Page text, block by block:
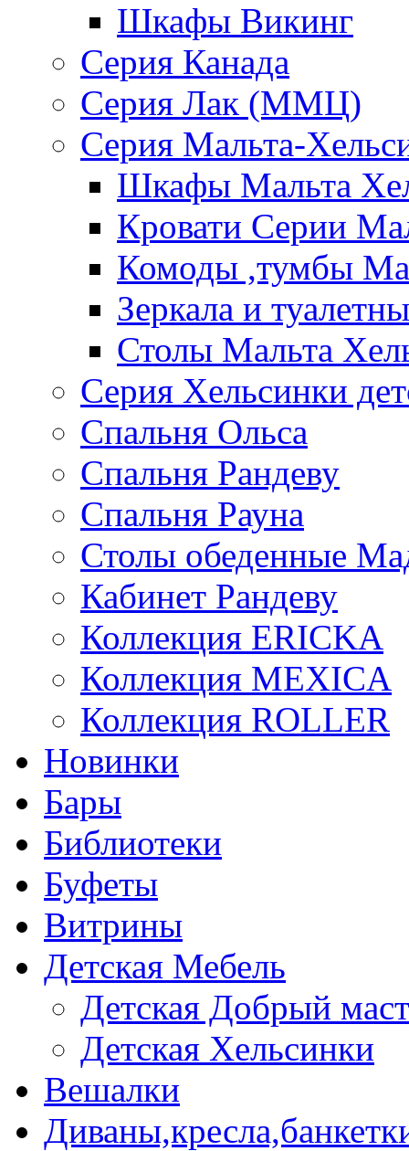
Шкафы Викинг
Серия Канада
Серия Лак (ММЦ)
Серия Мальта-
Шкафы Мальта
Кровати Серии
Комоды ,тумбы
Зеркала и
Столы Мальта
Серия Хельсинки
Спальня Ольса
Спальня Рандеву
Спальня Рауна
Столы обеденные
Кабинет Рандеву
Коллекция ERICKA
Коллекция MEXICA
Коллекция ROLLER
Новинки
Бары
Библиотеки
Буфеты
Витрины
Детская Мебель
Детская Добрый
Детская Хельсинки
Вешалки